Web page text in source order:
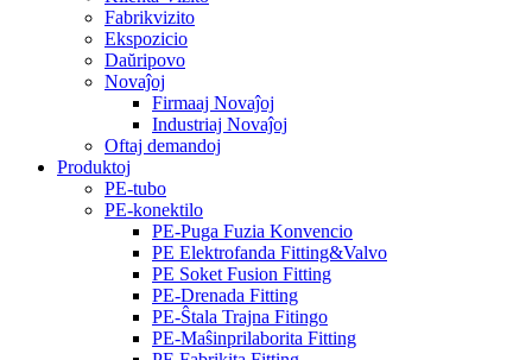
Fabrikvizito
Ekspozicio
Daŭripovo
Novaĵoj
Firmaaj Novaĵoj
Industriaj Novaĵoj
Oftaj demandoj
Produktoj
PE-tubo
PE-konektilo
PE-Puga Fuzia Konvencio
PE Elektrofanda Fitting&Valvo
PE Soket Fusion Fitting
PE-Drenada Fitting
PE-Ŝtala Trajna Fitingo
PE-Maŝinprilaborita Fitting